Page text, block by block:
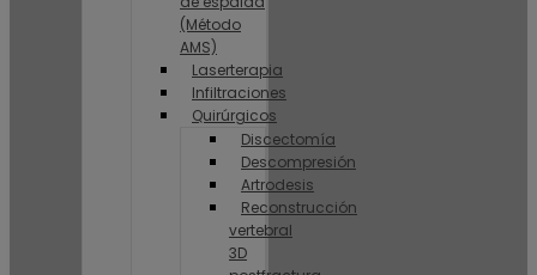
(Método
AMS)
Laserterapia
Infiltraciones
Quirúrgicos
Discectomía
Descompresión
Artrodesis
Reconstrucción
vertebral
3D